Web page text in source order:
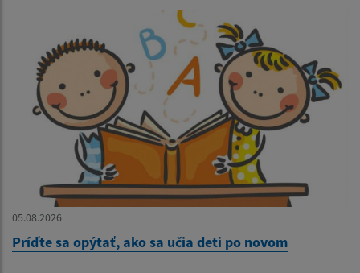
05.08.2026
Príďte sa opýtať, ako sa učia deti po novom